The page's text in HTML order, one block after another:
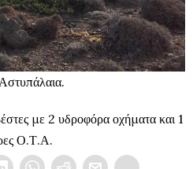
με 2 υδροφόρα οχήματα και 1
Ο.Τ.Α.